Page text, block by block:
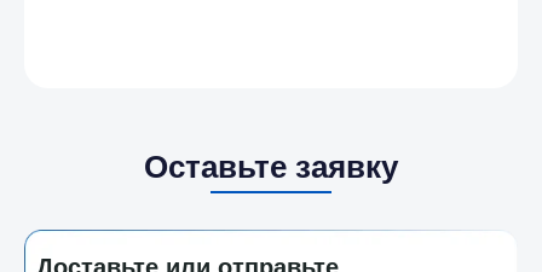
Оставьте заявку